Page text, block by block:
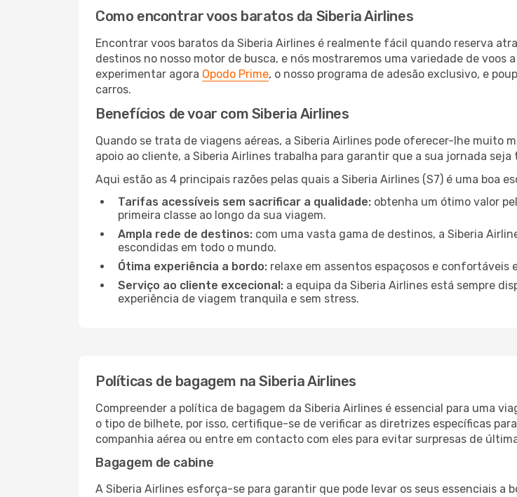
Como encontrar voos baratos da Siberia Airlines
Encontrar voos baratos da Siberia Airlines é realmente fácil quando reserva
destinos no nosso motor de busca, e nós mostraremos uma variedade de
experimentar agora Opodo Prime, o nosso programa de adesão exclusivo, e
carros.
Benefícios de voar com Siberia Airlines
Quando se trata de viagens aéreas, a Siberia Airlines pode oferecer-lhe muito
apoio ao cliente, a Siberia Airlines trabalha para garantir que a sua jornada
Aqui estão as 4 principais razões pelas quais a Siberia Airlines (S7) é uma boa
Tarifas acessíveis sem sacrificar a qualidade: obtenha um ótimo valor
primeira classe ao longo da sua viagem.
Ampla rede de destinos: com uma vasta gama de destinos, a Siberia
escondidas em todo o mundo.
Ótima experiência a bordo: relaxe em assentos espaçosos e
Serviço ao cliente excecional: a equipa da Siberia Airlines está sempre
experiência de viagem tranquila e sem stress.
Políticas de bagagem na Siberia Airlines
Compreender a política de bagagem da Siberia Airlines é essencial para uma
o tipo de bilhete, por isso, certifique-se de verificar as diretrizes específicas
companhia aérea ou entre em contacto com eles para evitar surpresas de
Bagagem de cabine
A Siberia Airlines esforça-se para garantir que pode levar os seus essenciais a